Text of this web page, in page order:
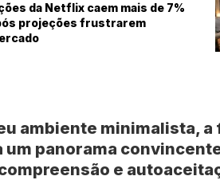
da Netflix caem mais de 7%
projeções frustrarem
ambiente minimalista,
panorama
e